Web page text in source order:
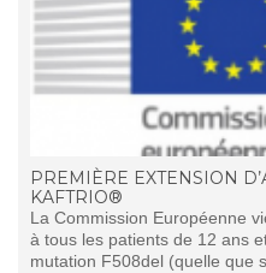
PREMIÈRE EXTENSION
KAFTRIO®
La Commission Européenne
à tous les patients de 12 ans
mutation F508del (quelle que